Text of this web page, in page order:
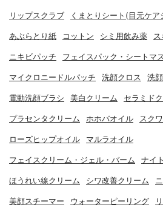
リップスクラブ くまとりシート(目元ケ
あぶらとり紙 コットン シミ用飲み薬
ニキビパッチ フェイスパック・シートマ
マイクロニードルパッチ 洗顔クロス 洗
電動洗顔ブラシ 美白クリーム セラミド
プラセンタクリーム ホホバオイル スク
ローズヒップオイル マルラオイル
フェイスクリーム・ジェル・バーム ナイ
ほうれい線クリーム シワ改善クリーム
美顔スチーマー ウォーターピーリング